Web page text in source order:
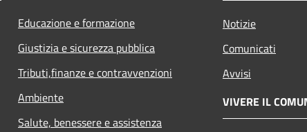
Educazione e formazione
Giustizia e sicurezza pubblica
Tributi,finanze e contravvenzioni
Ambiente
Salute, benessere e assistenza
Notizie
Comunicati
Avvisi
VIVERE IL